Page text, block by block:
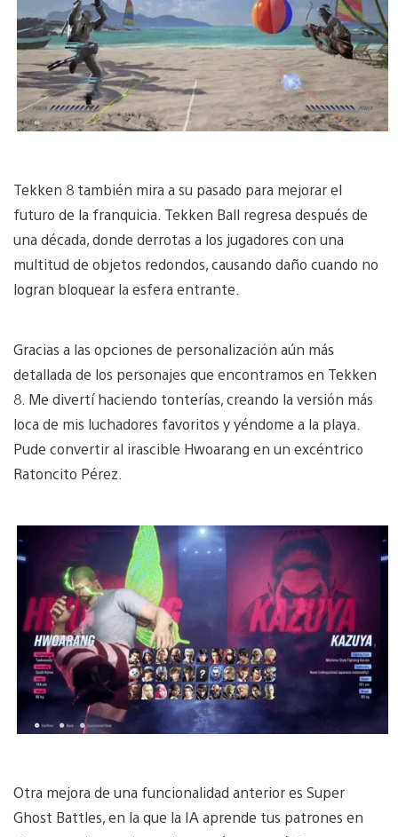
Tekken 8 también mira a su pasado para mejorar el
futuro de la franquicia. Tekken Ball regresa después de
una década, donde derrotas a los jugadores con una
multitud de objetos redondos, causando daño cuando no
logran bloquear la esfera entrante.
Gracias a las opciones de personalización aún más
detallada de los personajes que encontramos en Tekken
8. Me divertí haciendo tonterías, creando la versión más
loca de mis luchadores favoritos y yéndome a la playa.
Pude convertir al irascible Hwoarang en un excéntrico
Ratoncito Pérez.
Otra mejora de una funcionalidad anterior es Super
Ghost Battles, en la que la IA aprende tus patrones en